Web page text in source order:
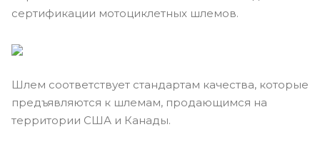
сертификации мотоциклетных шлемов.
Шлем соответствует стандартам качества, которые
предъявляются к шлемам, продающимся на
территории США и Канады.